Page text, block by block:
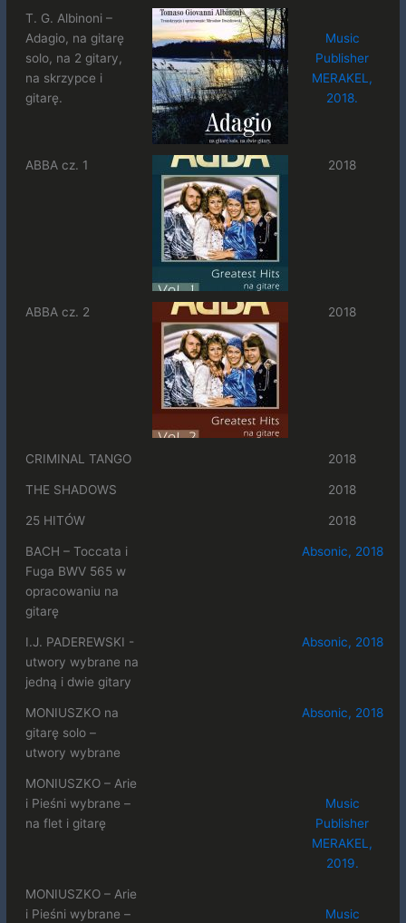
T. G. Albinoni –
Adagio, na gitarę
solo, na 2 gitary,
na skrzypce i
gitarę.
Music
Publisher
MERAKEL,
2018.
ABBA cz. 1 2018
ABBA cz. 2 2018
CRIMINAL TANGO 2018
THE SHADOWS 2018
25 HITÓW 2018
BACH – Toccata i
Fuga BWV 565 w
opracowaniu na
gitarę
Absonic, 2018
I.J. PADEREWSKI -
utwory wybrane na
jedną i dwie gitary
Absonic, 2018
MONIUSZKO na
gitarę solo –
utwory wybrane
Absonic, 2018
MONIUSZKO – Arie
i Pieśni wybrane –
na flet i gitarę
Music
Publisher
MERAKEL,
2019.
MONIUSZKO – Arie
i Pieśni wybrane –
Music